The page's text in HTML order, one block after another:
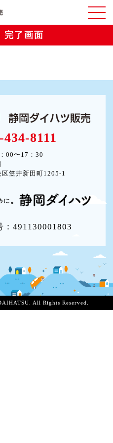
完了画面
8111
00〜17：30
笠井新田町1205-1
：491130001803
All Rights Reserved.